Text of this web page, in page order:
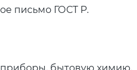
письмо ГОСТ Р.